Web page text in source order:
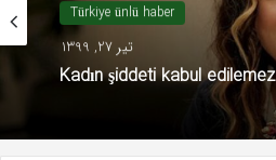
Türkiye ünlü haber
تیر 27, 1399
Kadın şiddeti kabul edilemez